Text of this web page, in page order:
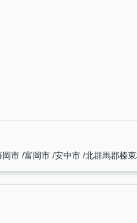
岡市 富岡市 安中市 北群馬郡榛